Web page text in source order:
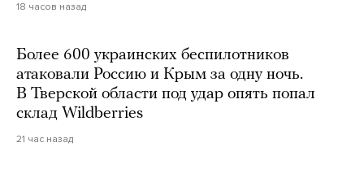
18 часов назад
Более 600 украинских беспилотников
атаковали Россию и Крым за одну ночь.
В Тверской области под удар опять попал
склад Wildberries
21 час назад